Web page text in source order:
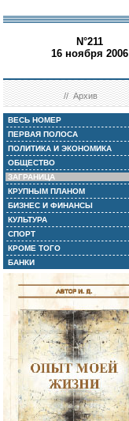
N°211
16 ноября 2006
//Архив
ВЕСЬ НОМЕР
ПЕРВАЯ ПОЛОСА
ПОЛИТИКА И ЭКОНОМИКА
ОБЩЕСТВО
ЗАГРАНИЦА
КРУПНЫМ ПЛАНОМ
БИЗНЕС И ФИНАНСЫ
КУЛЬТУРА
СПОРТ
КРОМЕ ТОГО
БАНКИ